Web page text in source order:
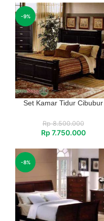
-9%
Set Kamar Tidur Cibubur
Rp8.500.000
Rp 7.750.000
-8%